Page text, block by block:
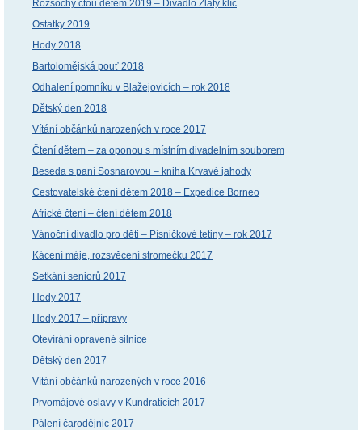
Rozsochy čtou dětem 2019 – Divadlo Zlatý klíč
Ostatky 2019
Hody 2018
Bartolomějská pouť 2018
Odhalení pomníku v Blažejovicích – rok 2018
Dětský den 2018
Vítání občánků narozených v roce 2017
Čtení dětem – za oponou s místním divadelním souborem
Beseda s paní Sosnarovou – kniha Krvavé jahody
Cestovatelské čtení dětem 2018 – Expedice Borneo
Africké čtení – čtení dětem 2018
Vánoční divadlo pro děti – Písničkové tetiny – rok 2017
Kácení máje, rozsvěcení stromečku 2017
Setkání seniorů 2017
Hody 2017
Hody 2017 – přípravy
Otevírání opravené silnice
Dětský den 2017
Vítání občánků narozených v roce 2016
Prvomájové oslavy v Kundraticích 2017
Pálení čarodějnic 2017